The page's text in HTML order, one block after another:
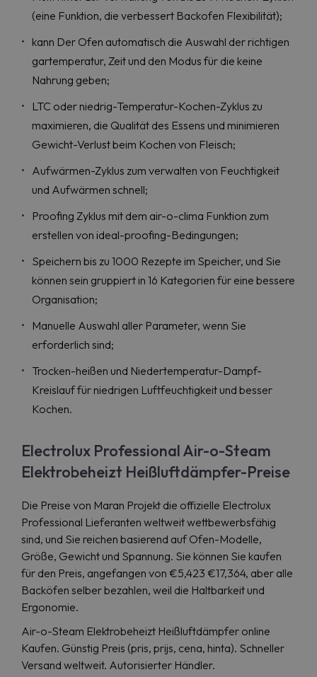
(eine Funktion, die verbessert Backofen Flexibilität);
kann Der Ofen automatisch die Auswahl der richtigen
gartemperatur, Zeit und den Modus für die keine
Nahrung geben;
LTC oder niedrig-Temperatur-Kochen-Zyklus zu
maximieren, die Qualität des Essens und minimieren
Gewicht-Verlust beim Kochen von Fleisch;
Aufwärmen-Zyklus zum verwalten von Feuchtigkeit
und Aufwärmen schnell;
Proofing Zyklus mit dem air-o-clima Funktion zum
erstellen von ideal-proofing-Bedingungen;
Speichern bis zu 1000 Rezepte im Speicher, und Sie
können sein gruppiert in 16 Kategorien für eine bessere
Organisation;
Manuelle Auswahl aller Parameter, wenn Sie
erforderlich sind;
Trocken-heißen und Niedertemperatur-Dampf-
Kreislauf für niedrigen Luftfeuchtigkeit und besser
Kochen.
Electrolux Professional Air-o-Steam
Elektrobeheizt Heißluftdämpfer-Preise
Die Preise von Maran Projekt die offizielle Electrolux
Professional Lieferanten weltweit wettbewerbsfähig
sind, und Sie reichen basierend auf Ofen-Modelle,
Größe, Gewicht und Spannung. Sie können Sie kaufen
für den Preis, angefangen von €5,423 €17,364, aber alle
Backöfen selber bezahlen, weil die Haltbarkeit und
Ergonomie.
Air-o-Steam Elektrobeheizt Heißluftdämpfer online
Kaufen. Günstig Preis (pris, prijs, cena, hinta). Schneller
Versand weltweit. Autorisierter Händler.